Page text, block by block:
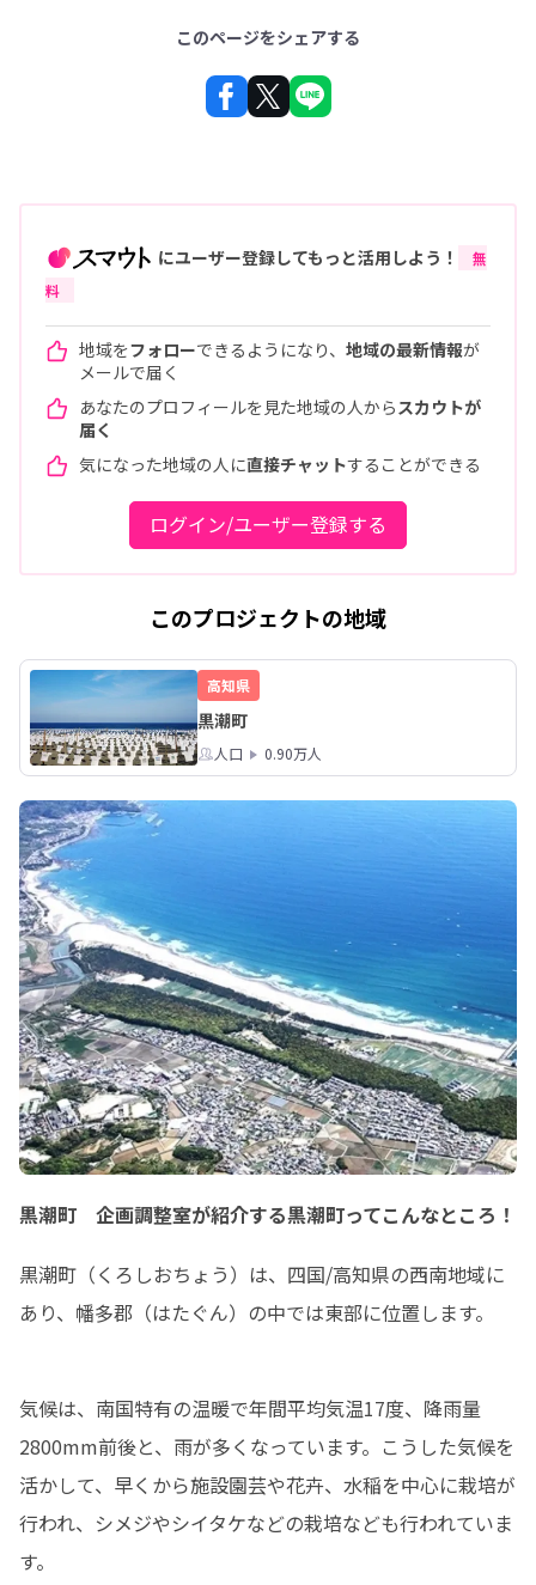
このページをシェアする
にユーザー登録してもっと活用しよう！
無
料
地域をフォローできるようになり、 地域の最新情報が
メールで届く
あなたのプロフィールを見た地域の人から スカウトが
届く
気になった地域の人に直接チャットすることができる
ログイン/ユーザー登録する
このプロジェクトの地域
高知県
黒潮町
人口 0.90万人
黒潮町 企画調整室が紹介する黒潮町ってこんなところ！
黒潮町（くろしおちょう）は、四国/高知県の西南地域に
あり、幡多郡（はたぐん）の中では東部に位置します。
気候は、南国特有の温暖で年間平均気温17度、降雨量
2800mm前後と、雨が多くなっています。こうした気候を
活かして、早くから施設園芸や花卉、水稲を中心に栽培が
行われ、シメジやシイタケなどの栽培なども行われていま
す。